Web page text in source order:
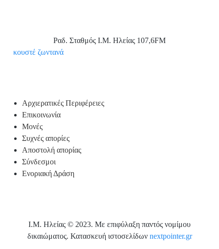
Ραδ. Σταθμός Ι.Μ. Ηλείας 107,6FM
Aκουστέ ζωντανά
Αρχιερατικές Περιφέρειες
Επικοινωνία
Μονές
Συχνές απορίες
Αποστολή απορίας
Σύνδεσμοι
Ενοριακή Δράση
Ι.Μ. Ηλείας © 2023. Με επιφύλαξη παντός νομίμου
δικαιώματος. Κατασκευή ιστοσελίδων nextpointer.gr